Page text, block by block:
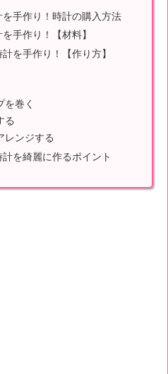
手作り！時計の購入方法
手作り！【材料】
を手作り！【作り方】
を巻く
る
レンジする
を綺麗に作るポイント